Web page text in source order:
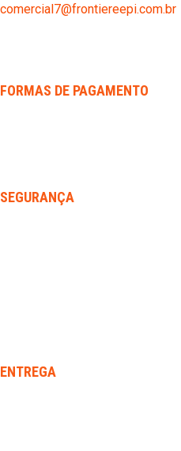
comercial7@frontiereepi.com.br
FORMAS DE PAGAMENTO
SEGURANÇA
ENTREGA